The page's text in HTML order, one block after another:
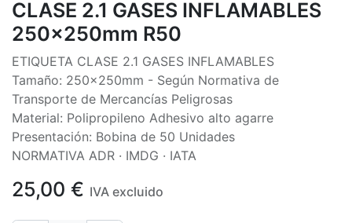
CLASE 2.1 GASES INFLAMABLES
250x250mm R50
ETIQUETA CLASE 2.1 GASES INFLAMABLES
Tamaño: 250x250mm - Según Normativa de
Transporte de Mercancías Peligrosas
Material: Polipropileno Adhesivo alto agarre
Presentación: Bobina de 50 Unidades
NORMATIVA ADR · IMDG · IATA
25,00 € IVA excluido